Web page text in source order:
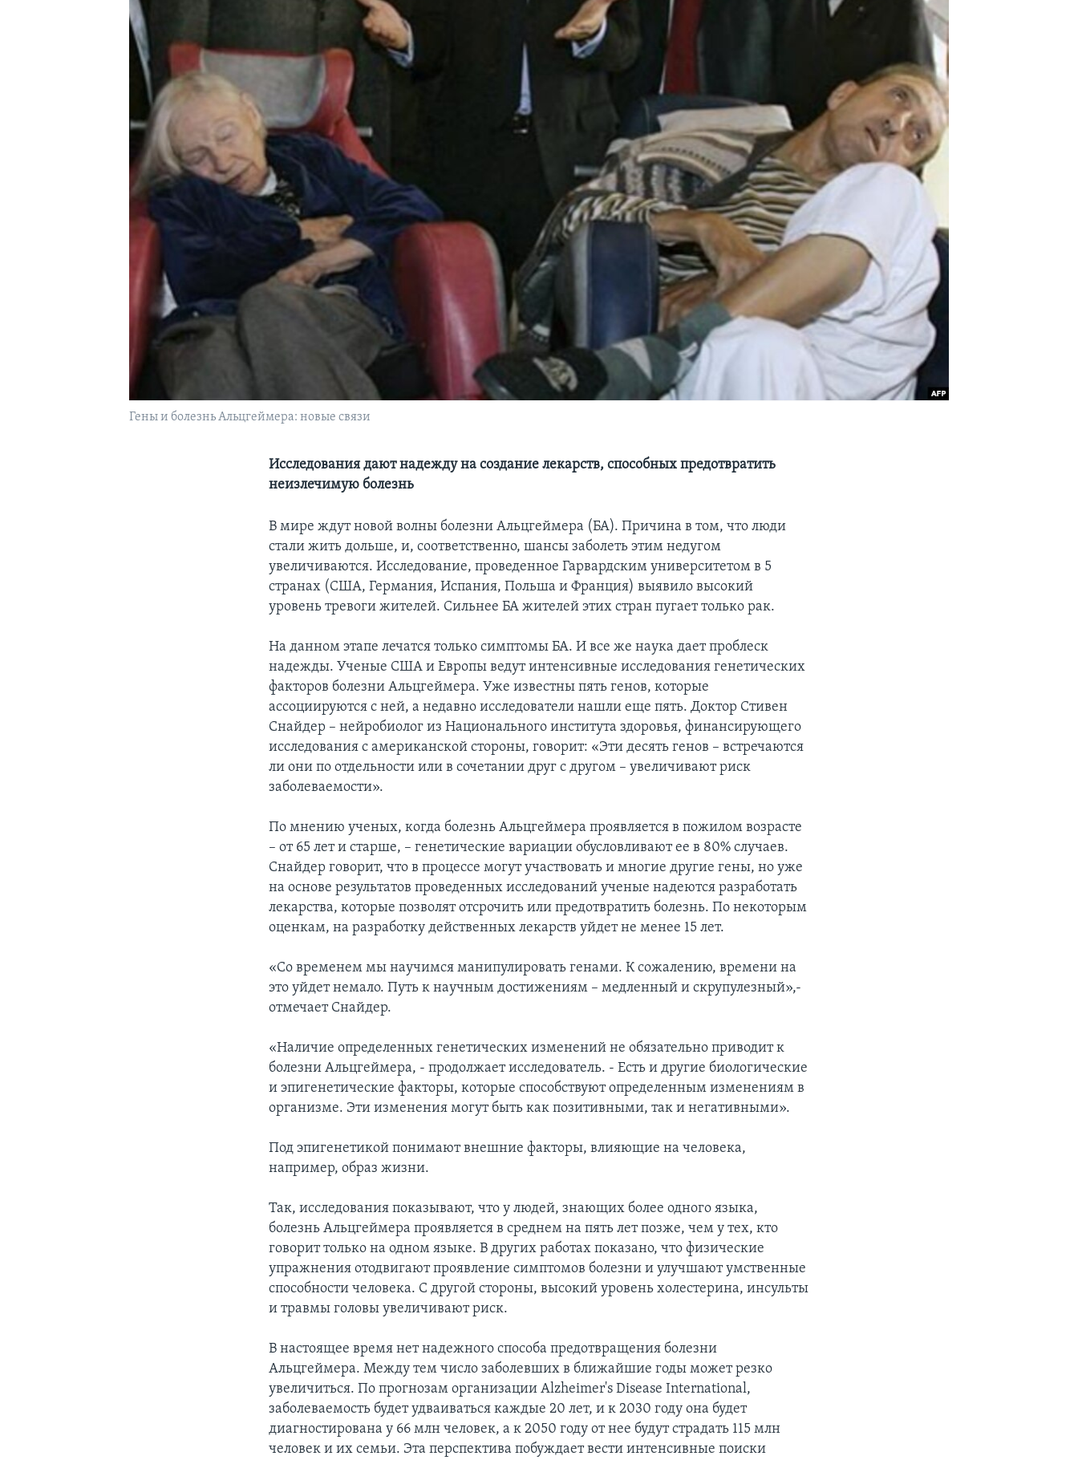
Гены и болезнь Альцгеймера: новые связи
Исследования дают надежду на создание лекарств, способных предотвратить
неизлечимую болезнь
В мире ждут новой волны болезни Альцгеймера (БА). Причина в том, что люди
стали жить дольше, и, соответственно, шансы заболеть этим недугом
увеличиваются. Исследование, проведенное Гарвардским университетом в 5
странах (США, Германия, Испания, Польша и Франция) выявило высокий
уровень тревоги жителей. Сильнее БА жителей этих стран пугает только рак.
На данном этапе лечатся только симптомы БА. И все же наука дает проблеск
надежды. Ученые США и Европы ведут интенсивные исследования генетических
факторов болезни Альцгеймера. Уже известны пять генов, которые
ассоциируются с ней, а недавно исследователи нашли еще пять. Доктор Стивен
Снайдер – нейробиолог из Национального института здоровья, финансирующего
исследования с американской стороны, говорит: «Эти десять генов – встречаются
ли они по отдельности или в сочетании друг с другом – увеличивают риск
заболеваемости».
По мнению ученых, когда болезнь Альцгеймера проявляется в пожилом возрасте
– от 65 лет и старше, – генетические вариации обусловливают ее в 80% случаев.
Снайдер говорит, что в процессе могут участвовать и многие другие гены, но уже
на основе результатов проведенных исследований ученые надеются разработать
лекарства, которые позволят отсрочить или предотвратить болезнь. По некоторым
оценкам, на разработку действенных лекарств уйдет не менее 15 лет.
«Со временем мы научимся манипулировать генами. К сожалению, времени на
это уйдет немало. Путь к научным достижениям – медленный и скрупулезный»,-
отмечает Снайдер.
«Наличие определенных генетических изменений не обязательно приводит к
болезни Альцгеймера, - продолжает исследователь. - Есть и другие биологические
и эпигенетические факторы, которые способствуют определенным изменениям в
организме. Эти изменения могут быть как позитивными, так и негативными».
Под эпигенетикой понимают внешние факторы, влияющие на человека,
например, образ жизни.
Так, исследования показывают, что у людей, знающих более одного языка,
болезнь Альцгеймера проявляется в среднем на пять лет позже, чем у тех, кто
говорит только на одном языке. В других работах показано, что физические
упражнения отодвигают проявление симптомов болезни и улучшают умственные
способности человека. С другой стороны, высокий уровень холестерина, инсульты
и травмы головы увеличивают риск.
В настоящее время нет надежного способа предотвращения болезни
Альцгеймера. Между тем число заболевших в ближайшие годы может резко
увеличиться. По прогнозам организации Alzheimer's Disease International,
заболеваемость будет удваиваться каждые 20 лет, и к 2030 году она будет
диагностирована у 66 млн человек, а к 2050 году от нее будут страдать 115 млн
человек и их семьи. Эта перспектива побуждает вести интенсивные поиски